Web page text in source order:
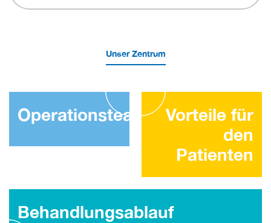
Unser Zentrum
Operationsteam
Vorteile für
den
Patienten
Behandlungsablauf